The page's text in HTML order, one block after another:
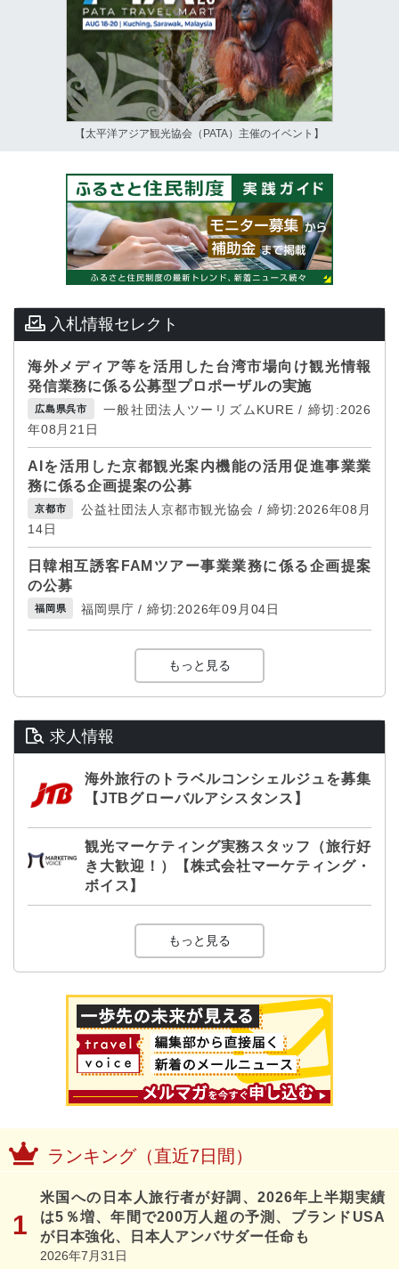
【太平洋アジア観光協会（PATA）主催のイベント】
入札情報セレクト
海外メディア等を活用した台湾市場向け観光情報
発信業務に係る公募型プロポーザルの実施
広島県呉市
一般社団法人ツーリズムKURE / 締切:2026
年08月21日
AIを活用した京都観光案内機能の活用促進事業業
務に係る企画提案の公募
京都市
公益社団法人京都市観光協会 / 締切:2026年08月
14日
日韓相互誘客FAMツアー事業業務に係る企画提案
の公募
福岡県 福岡県庁 / 締切:2026年09月04日
もっと見る
求人情報
海外旅行のトラベルコンシェルジュを募集
【JTBグローバルアシスタンス】
観光マーケティング実務スタッフ（旅行好
き大歓迎！）【株式会社マーケティング・
ボイス】
もっと見る
ランキング（直近7日間）
米国への日本人旅行者が好調、2026年上半期実績
は5％増、年間で200万人超の予測、ブランドUSA
が日本強化、日本人アンバサダー任命も
2026年7月31日